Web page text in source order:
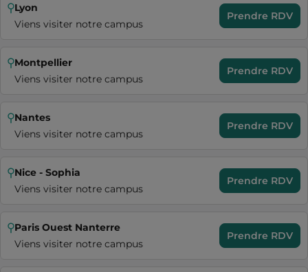
Lyon
Viens visiter notre campus
Prendre RDV
Montpellier
Viens visiter notre campus
Prendre RDV
Nantes
Viens visiter notre campus
Prendre RDV
Nice - Sophia
Viens visiter notre campus
Prendre RDV
Paris Ouest Nanterre
Viens visiter notre campus
Prendre RDV